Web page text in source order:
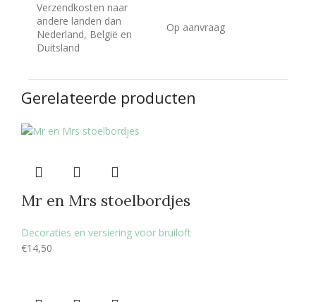
Verzendkosten naar
andere landen dan
Nederland, België en
Duitsland
Op aanvraag
Gerelateerde producten
Mr en Mrs stoelbordjes
Decoraties en versiering voor bruiloft
€14,50